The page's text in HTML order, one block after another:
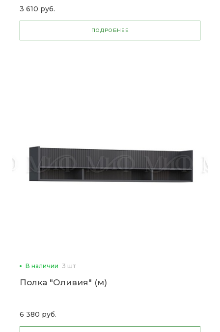
3 610 руб.
ПОДРОБНЕЕ
В наличии 3 шт
Полка "Оливия" (м)
6 380 руб.